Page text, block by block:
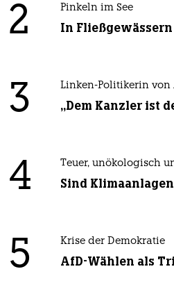
2 Pinkeln im See
In Fließgewässern
3 Linken-Politikerin von
„Dem Kanzler ist
4 Teuer, unökologisch
Sind Klimaanlagen
5 Krise der Demokratie
AfD-Wählen als